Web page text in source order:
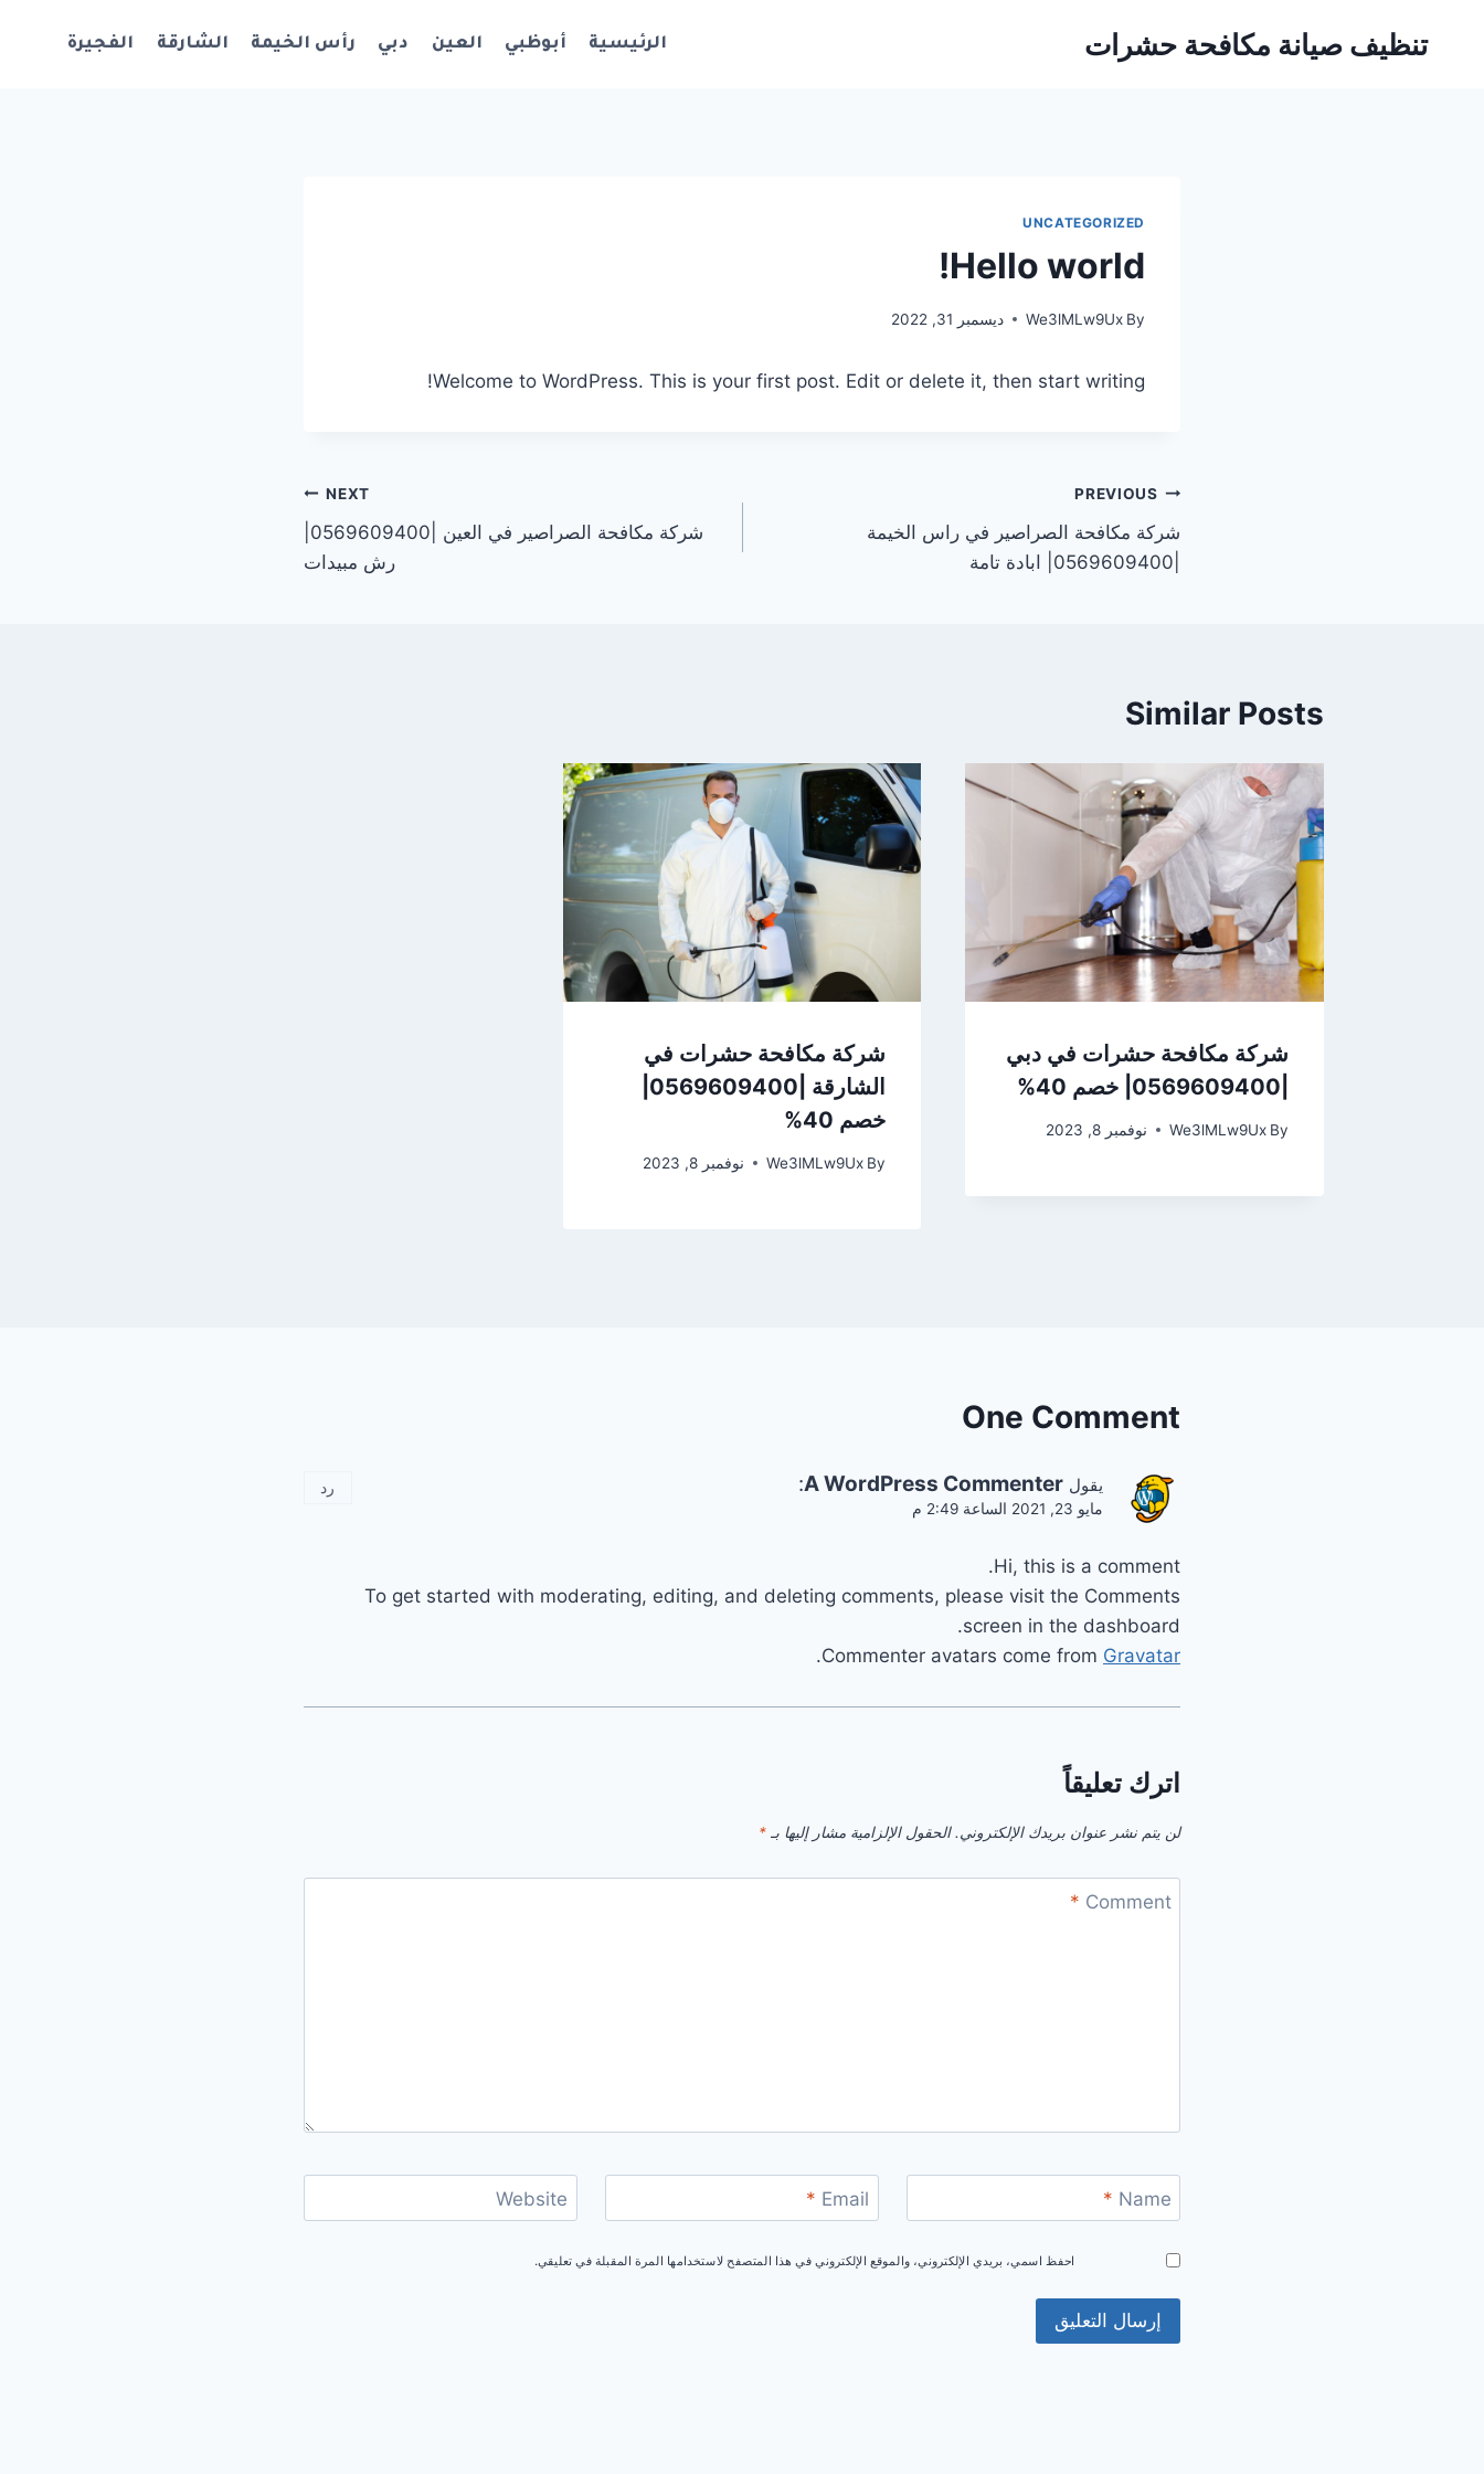
تنظيف صيانة مكافحة حشرات الرئيسية أبوظبي العين دبي رأس الخيمة الشارقة الفجيرة
UNCATEGORIZED
Hello world!
By
We3lMLw9Ux ديسمبر 31, 2022
Welcome to WordPress. This is your first post. Edit or delete it, then start writing!
تصفّح
المقالات
PREVIOUS
شركة مكافحة الصراصير في راس الخيمة
NEXT
رش مبيدات
Similar Posts
شركة مكافحة حشرات في دبي
By
We3lMLw9Ux نوفمبر 8, 2023
شركة مكافحة حشرات في
خصم 40%
By
We3lMLw9Ux نوفمبر 8, 2023
One Comment
يقول A WordPress Commenter
:
مايو 23, 2021 الساعة 2:49 م
Hi, this is a comment.
To get started with moderating, editing, and deleting comments, please visit the Comments
screen in the dashboard.
Commenter avatars come from Gravatar
.
رد
اترك تعليقاً
لن يتم نشر عنوان بريدك الإلكتروني. الحقول الإلزامية مشار إليها بـ *
Comment
*
Name
*
Email
*
Website
احفظ اسمي، بريدي الإلكتروني، والموقع الإلكتروني في هذا المتصفح لاستخدامها المرة المقبلة في تعليقي.